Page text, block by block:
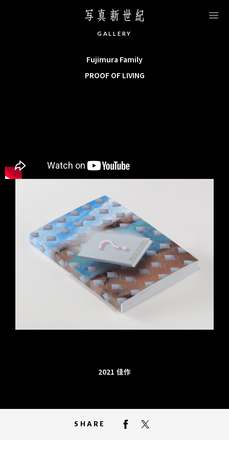
G ALL E RY
Fujimura Family
PROOF OF LIVING
2021 佳作
SHARE